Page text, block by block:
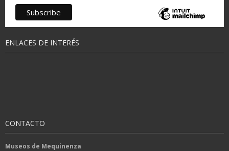
ENLACES DE INTERÉS
CONTACTO
Museos de Mequinenza